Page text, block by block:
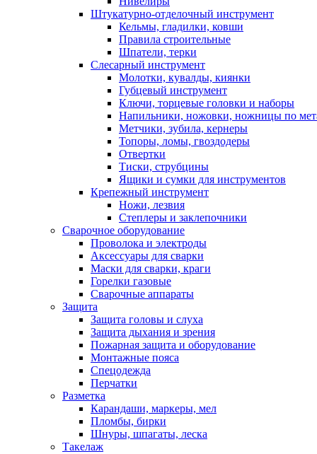
Штукатурно-отделочный инструмент
Кельмы, гладилки, ковши
Правила строительные
Шпатели, терки
Слесарный инструмент
Молотки, кувалды, киянки
Губцевый инструмент
Ключи, торцевые головки и наборы
Напильники, ножовки, ножницы по
Метчики, зубила, кернеры
Топоры, ломы, гвоздодеры
Отвертки
Тиски, струбцины
Ящики и сумки для инструментов
Крепежный инструмент
Ножи, лезвия
Степлеры и заклепочники
Сварочное оборудование
Проволока и электроды
Аксессуары для сварки
Маски для сварки, краги
Горелки газовые
Сварочные аппараты
Защита
Защита головы и слуха
Защита дыхания и зрения
Пожарная защита и оборудование
Монтажные пояса
Спецодежда
Перчатки
Разметка
Карандаши, маркеры, мел
Пломбы, бирки
Шнуры, шпагаты, леска
Такелаж